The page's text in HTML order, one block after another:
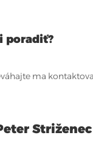
poradiť?
ma
Striženec